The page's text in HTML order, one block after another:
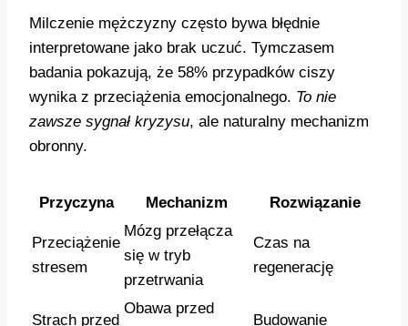
Milczenie mężczyzny często bywa błędnie
interpretowane jako brak uczuć. Tymczasem
badania pokazują, że 58% przypadków ciszy
wynika z przeciążenia emocjonalnego. To nie
zawsze sygnał kryzysu, ale naturalny mechanizm
obronny.
Przyczyna Mechanizm Rozwiązanie
Przeciążenie
stresem
Mózg przełącza
się w tryb
przetrwania
Czas na
regenerację
Strach przed
Obawa przed
Budowanie